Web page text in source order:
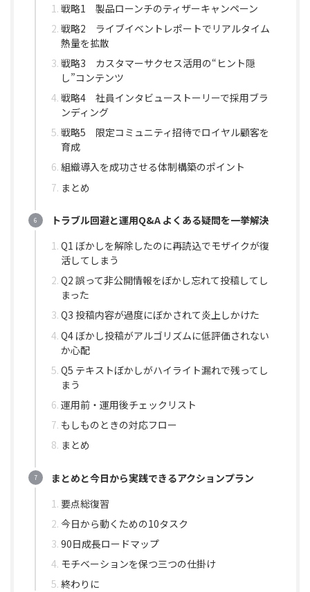
戦略1 製品ローンチのティザーキャンペーン
戦略2 ライブイベントレポートでリアルタイム
熱量を拡散
戦略3 カスタマーサクセス活用の“ヒント隠
し”コンテンツ
戦略4 社員インタビューストーリーで採用ブラ
ンディング
戦略5 限定コミュニティ招待でロイヤル顧客を
育成
組織導入を成功させる体制構築のポイント
まとめ
トラブル回避と運用Q&A よくある疑問を一挙解決
Q1 ぼかしを解除したのに再読込でモザイクが復
活してしまう
Q2 誤って非公開情報をぼかし忘れて投稿してし
まった
Q3 投稿内容が過度にぼかされて炎上しかけた
Q4 ぼかし投稿がアルゴリズムに低評価されない
か心配
Q5 テキストぼかしがハイライト漏れで残ってし
まう
運用前・運用後チェックリスト
もしものときの対応フロー
まとめ
まとめと今日から実践できるアクションプラン
要点総復習
今日から動くための10タスク
90日成長ロードマップ
モチベーションを保つ三つの仕掛け
終わりに